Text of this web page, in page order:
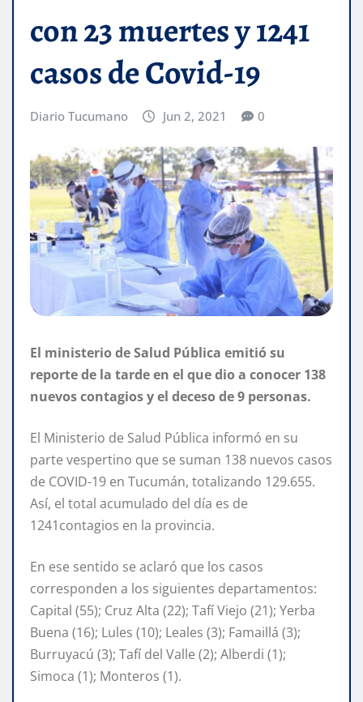
con 23 muertes y 1241
casos de Covid-19
Diario Tucumano Jun 2, 2021 0
El ministerio de Salud Pública emitió su
reporte de la tarde en el que dio a conocer 138
nuevos contagios y el deceso de 9 personas.
El Ministerio de Salud Pública informó en su
parte vespertino que se suman 138 nuevos casos
de COVID-19 en Tucumán, totalizando 129.655.
Así, el total acumulado del día es de
1241contagios en la provincia.
En ese sentido se aclaró que los casos
corresponden a los siguientes departamentos:
Capital (55); Cruz Alta (22); Tafí Viejo (21); Yerba
Buena (16); Lules (10); Leales (3); Famaillá (3);
Burruyacú (3); Tafí del Valle (2); Alberdi (1);
Simoca (1); Monteros (1).